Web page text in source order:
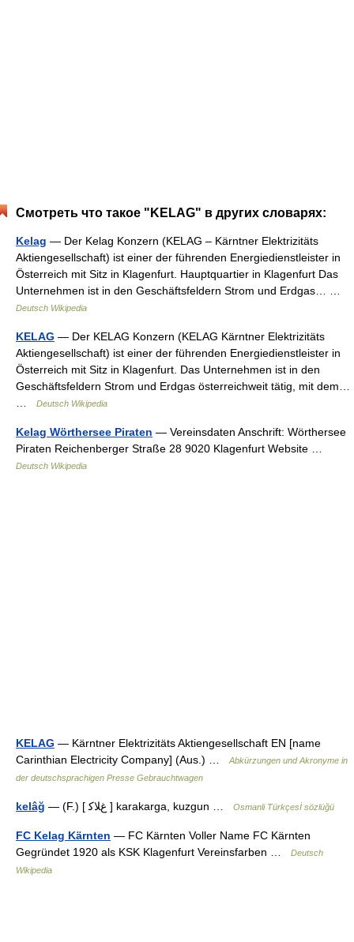
Смотреть что такое "KELAG" в других словарях:
Kelag — Der Kelag Konzern (KELAG – Kärntner Elektrizitäts
Aktiengesellschaft) ist einer der führenden Energiedienstleister in
Österreich mit Sitz in Klagenfurt. Hauptquartier in Klagenfurt Das
Unternehmen ist in den Geschäftsfeldern Strom und Erdgas… …
Deutsch Wikipedia
KELAG — Der KELAG Konzern (KELAG Kärntner Elektrizitäts
Aktiengesellschaft) ist einer der führenden Energiedienstleister in
Österreich mit Sitz in Klagenfurt. Das Unternehmen ist in den
Geschäftsfeldern Strom und Erdgas österreichweit tätig, mit dem…
Deutsch Wikipedia
Kelag Wörthersee Piraten — Vereinsdaten Anschrift: Wörthersee
Piraten Reichenberger Straße 28 9020 Klagenfurt Website …
Deutsch Wikipedia
KELAG — Kärntner Elektrizitäts Aktiengesellschaft EN [name
Carinthian Electricity Company] (Aus.) …
Abkürzungen und Akronyme in
der deutschsprachigen Presse Gebrauchtwagen
kelâğ — (F.) [ غﻼﮐ ] karakarga, kuzgun … Osmanli Türkçesİ sözlüğü
FC Kelag Kärnten — FC Kärnten Voller Name FC Kärnten
Gegründet 1920 als KSK Klagenfurt Vereinsfarben …
Deutsch
Wikipedia